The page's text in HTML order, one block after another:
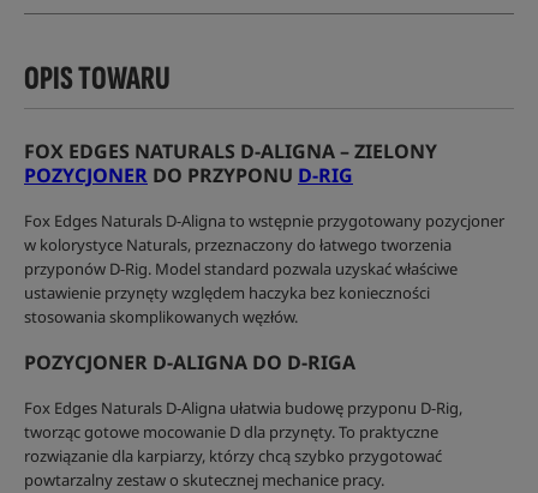
OPIS TOWARU
FOX EDGES NATURALS D-ALIGNA – ZIELONY
POZYCJONER DO PRZYPONU D-RIG
Fox Edges Naturals D-Aligna to wstępnie przygotowany pozycjoner
w kolorystyce Naturals, przeznaczony do łatwego tworzenia
przyponów D-Rig. Model standard pozwala uzyskać właściwe
ustawienie przynęty względem haczyka bez konieczności
stosowania skomplikowanych węzłów.
POZYCJONER D-ALIGNA DO D-RIGA
Fox Edges Naturals D-Aligna ułatwia budowę przyponu D-Rig,
tworząc gotowe mocowanie D dla przynęty. To praktyczne
rozwiązanie dla karpiarzy, którzy chcą szybko przygotować
powtarzalny zestaw o skutecznej mechanice pracy.